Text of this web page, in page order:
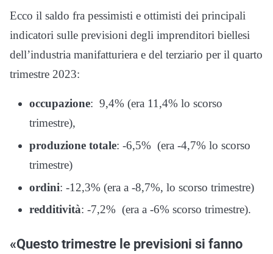
Ecco il saldo fra pessimisti e ottimisti dei principali
indicatori sulle previsioni degli imprenditori biellesi
dell’industria manifatturiera e del terziario per il quarto
trimestre 2023:
occupazione: 9,4% (era 11,4% lo scorso
trimestre),
produzione totale: -6,5% (era -4,7% lo scorso
trimestre)
ordini: -12,3% (era a -8,7%, lo scorso trimestre)
redditività: -7,2% (era a -6% scorso trimestre).
«Questo trimestre le previsioni si fanno